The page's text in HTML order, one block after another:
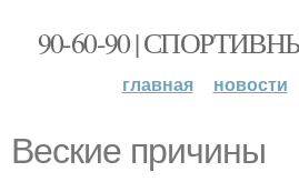
90-60-90 |
главная новости
Веские причины